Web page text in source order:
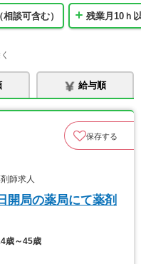
談可含む） 残業月10ｈ
給与順
保存する
師求人
開局の薬局にて薬剤
歳～45歳